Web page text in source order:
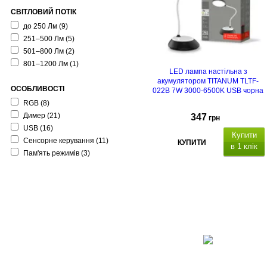
СВІТЛОВИЙ ПОТІК
до 250 Лм (9)
251–500 Лм (5)
501–800 Лм (2)
801–1200 Лм (1)
ОСОБЛИВОСТІ
RGB (8)
Димер (21)
USB (16)
Сенсорне керування (11)
Пам'ять режимів (3)
, розміри: 435х118.
LED лампа настільна з
акумулятором TITANUM TLTF-
022B 7W 3000-6500K USB чорна
347 грн
КУПИТИ
Купити
в 1 клік